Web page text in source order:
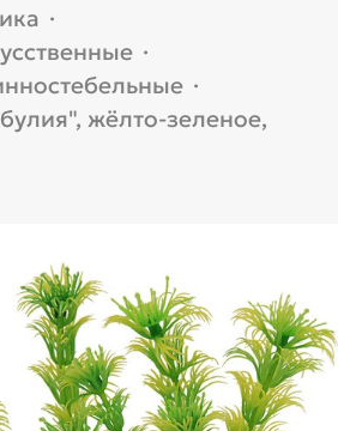
·
·
·
жёлто-зеленое,